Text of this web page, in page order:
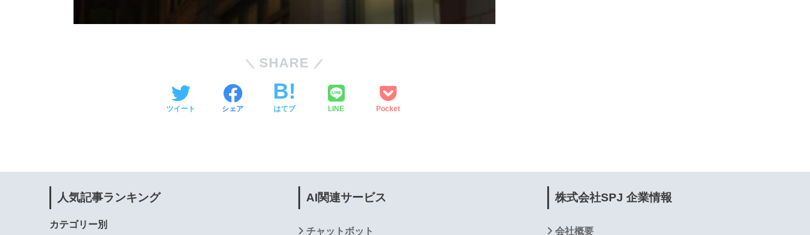
SHARE
ツイート シェア はてブ LINE Pocket
人気記事ランキング
カテゴリー別
AI関連サービス
チャットボット
株式会社SPJ 企業情報
会社概要